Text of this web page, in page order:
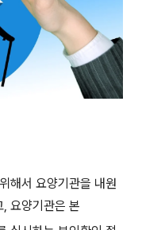
해서 요양기관을 내원
요양기관은 본